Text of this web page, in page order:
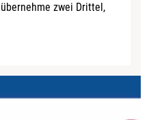
zwei Drittel,